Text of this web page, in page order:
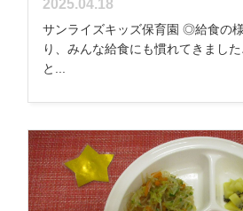
2025.04.18
サンライズキッズ保育園 ◎給食の
り、みんな給食にも慣れてきまし
と...